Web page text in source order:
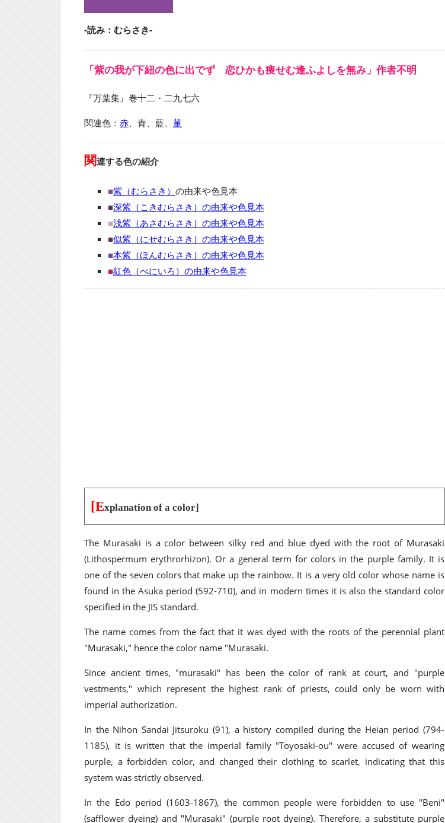
-読み：むらさき-
「紫の我が下紐の色に出でず 恋ひかも痩せむ逢ふよしを無み」作者不明
『万葉集』巻十二・二九七六
関連色： 赤、青、藍、 菫
関連する色の紹介
■紫（むらさき） の由来や色見本
■深紫（こきむらさき）の由来や色見本
■浅紫（あさむらさき）の由来や色見本
■似紫（にせむらさき）の由来や色見本
■本紫（ほんむらさき）の由来や色見本
■紅色（べにいろ）の由来や色見本
[Explanation of a color]
The Murasaki is a color between silky red and blue dyed with the root of Murasaki
(Lithospermum erythrorhizon). Or a general term for colors in the purple family. It is
one of the seven colors that make up the rainbow. It is a very old color whose name is
found in the Asuka period (592-710), and in modern times it is also the standard color
specified in the JIS standard.
The name comes from the fact that it was dyed with the roots of the perennial plant
"Murasaki," hence the color name "Murasaki.
Since ancient times, "murasaki" has been the color of rank at court, and "purple
vestments," which represent the highest rank of priests, could only be worn with
imperial authorization.
In the Nihon Sandai Jitsuroku (91), a history compiled during the Heian period (794-
1185), it is written that the imperial family "Toyosaki-ou" were accused of wearing
purple, a forbidden color, and changed their clothing to scarlet, indicating that this
system was strictly observed.
In the Edo period (1603-1867), the common people were forbidden to use "Beni"
(safflower dyeing) and "Murasaki" (purple root dyeing). Therefore, a substitute purple